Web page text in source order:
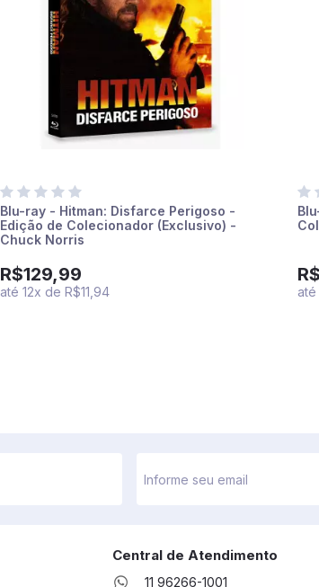
Blu-ray - Hitman: Disfarce Perigoso -
Edição de Colecionador (Exclusivo) -
Chuck Norris
R$129,99
até 12x de R$11,94 até
Central de Atendimento
11 96266-1001